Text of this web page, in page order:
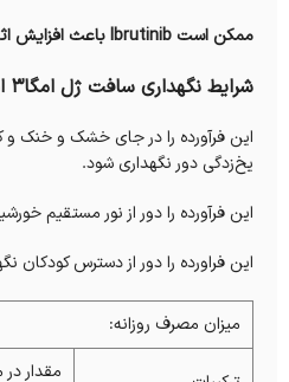
ممکن است Ibrutinib باعث افزایش اثر ضد پلاکتی شود.
شرایط نگهداری سافت ژل امگا3 اسمارت سانا ویوا:
یخ‌زدگی دور نگهداری شود.‌
این فرآورده را دور از نور مستقیم
این فراورده را دور از دسترس کودکان
میزان مصرف روزانه:
مقدار